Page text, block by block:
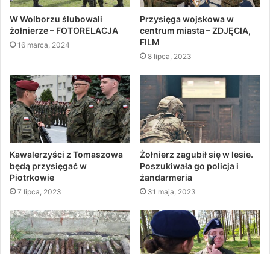
W Wolborzu ślubowali
żołnierze – FOTORELACJA
16 marca, 2024
Przysięga wojskowa w
centrum miasta – ZDJĘCIA,
FILM
8 lipca, 2023
Kawalerzyści z Tomaszowa
będą przysięgać w
Piotrkowie
7 lipca, 2023
Żołnierz zagubił się w lesie.
Poszukiwała go policja i
żandarmeria
31 maja, 2023